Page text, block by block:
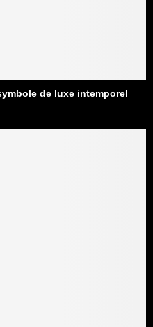
de luxe intemporel